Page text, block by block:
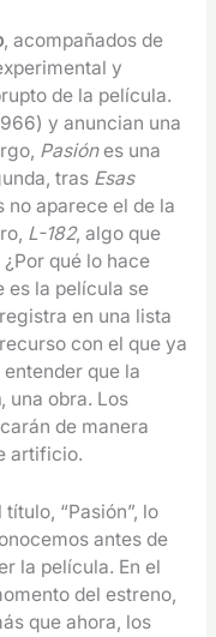
, acompañados de
y
de la película.
y anuncian una
Pasión es una
tras Esas
no aparece el de la
L-182, algo que
qué lo hace
es la película se
en una lista
con el que ya
que la
, una obra. Los
de manera
artificio.
título, “Pasión”, lo
antes de
la película. En el
del estreno,
que ahora, los